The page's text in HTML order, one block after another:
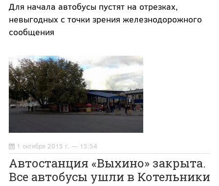
Для начала автобусы пустят на отрезках,
невыгодных с точки зрения железнодорожного
сообщения
1 октября 2015 г. — 15:54
Автостанция «Выхино» закрыта.
Все автобусы ушли в Котельники